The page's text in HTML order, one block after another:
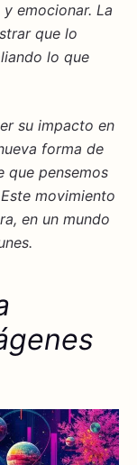
emocionar. La
que lo
lo que
su impacto en
forma de
que pensemos
movimiento
en un mundo